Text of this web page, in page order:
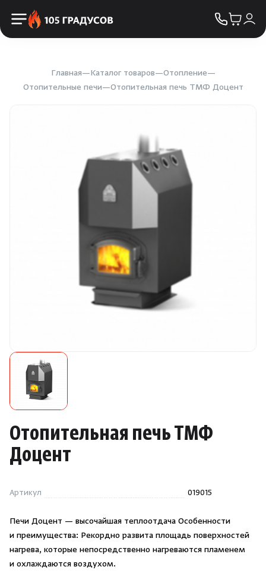
Освещение
Облицовка и порталы
Запчасти
Отопление
Для хаммама
Главная Каталог товаров
Отопление
Отопительные печи
Отопительная печь ТМФ Доцент
Отопительная печь ТМФ
Доцент
Артикул 019015
Печи Доцент — высочайшая теплоотдача Особенности
и преимущества: Рекордно развита площадь поверхностей
нагрева, которые непосредственно нагреваются пламенем
и охлаждаются воздухом.